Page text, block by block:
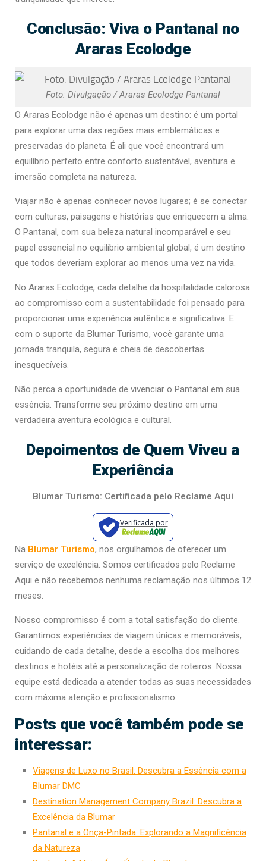
Conclusão: Viva o Pantanal no
Araras Ecolodge
Foto: Divulgação / Araras Ecolodge Pantanal
O Araras Ecolodge não é apenas um destino: é um portal
para explorar uma das regiões mais emblemáticas e
preservadas do planeta. É ali que você encontrará um
equilíbrio perfeito entre conforto sustentável, aventura e
imersão completa na natureza.
Viajar não é apenas conhecer novos lugares; é se conectar
com culturas, paisagens e histórias que enriquecem a alma.
O Pantanal, com sua beleza natural incomparável e seu
papel essencial no equilíbrio ambiental global, é um destino
que todos deveriam explorar ao menos uma vez na vida.
No Araras Ecolodge, cada detalhe da hospitalidade calorosa
ao compromisso com a sustentabilidade foi pensado para
proporcionar uma experiência autêntica e significativa. E
com o suporte da Blumar Turismo, você garante uma
jornada tranquila, segura e cheia de descobertas
inesquecíveis.
Não perca a oportunidade de vivenciar o Pantanal em sua
essência. Transforme seu próximo destino em uma
verdadeira aventura ecológica e cultural.
Depoimentos de Quem Viveu a
Experiência
Blumar Turismo: Certificada pelo Reclame Aqui
Verificada por
Na Blumar Turismo, nos orgulhamos de oferecer um
serviço de excelência. Somos certificados pelo Reclame
Aqui e não recebemos nenhuma reclamação nos últimos 12
meses.
Nosso compromisso é com a total satisfação do cliente.
Garantimos experiências de viagem únicas e memoráveis,
cuidando de cada detalhe, desde a escolha dos melhores
destinos e hotéis até a personalização de roteiros. Nossa
equipe está dedicada a atender todas as suas necessidades
com máxima atenção e profissionalismo.
Posts que você também pode se
interessar:
Viagens de Luxo no Brasil: Descubra a Essência com a
Blumar DMC
Destination Management Company Brazil: Descubra a
Excelência da Blumar
Pantanal e a Onça-Pintada: Explorando a Magnificência
da Natureza